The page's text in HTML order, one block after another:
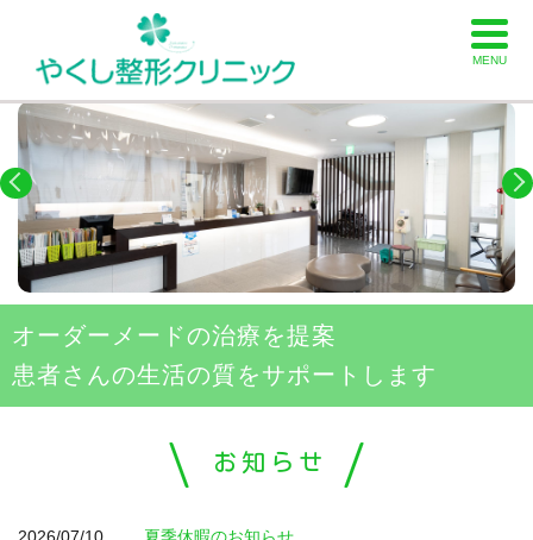
MENU
オーダーメードの治療を提案
患者さんの生活の質をサポートします
お知らせ